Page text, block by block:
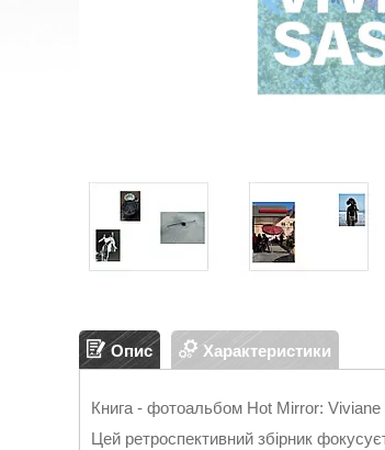
Опис Характеристики
Книга - фотоальбом Hot Mirror: Viviane
Цей ретроспективний збірник